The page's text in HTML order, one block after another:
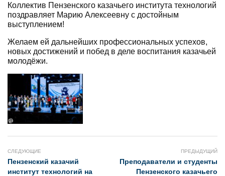
Коллектив Пензенского казачьего института технологий
поздравляет Марию Алексеевну с достойным
выступлением!
Желаем ей дальнейших профессиональных успехов,
новых достижений и побед в деле воспитания казачьей
молодёжи.
СЛЕДУЮЩИЕ
Пензенский казачий
институт технологий на
ПРЕДЫДУЩИЙ
Преподаватели и студенты
Пензенского казачьего